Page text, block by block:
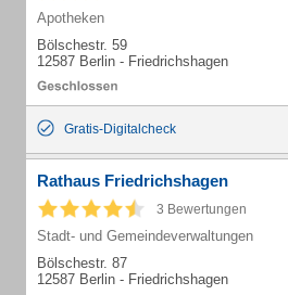
Apotheken
Bölschestr. 59
12587 Berlin - Friedrichshagen
Gratis-Digitalcheck
Rathaus Friedrichshagen
3 Bewertungen
Stadt- und Gemeindeverwaltungen
Bölschestr. 87
12587 Berlin - Friedrichshagen